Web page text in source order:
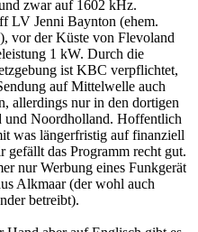
zwar auf 1602 kHz.
LV Jenni Baynton (ehem.
vor der Küste von Flevoland
1 kW. Durch die
ist KBC verpflichtet,
auf Mittelwelle auch
allerdings nur in den dortigen
und Noordholland. Hoffentlich
was längerfristig auf finanziell
gefällt das Programm recht gut.
nur Werbung eines Funkgerät
Alkmaar (der wohl auch
betreibt).